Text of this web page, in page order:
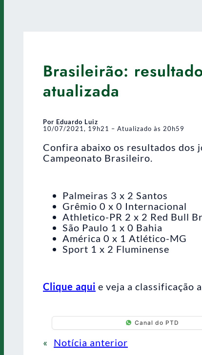
Brasileirão:
atualizada
Por Eduardo Luiz
10/07/2021, 19h21 – Atualizado às 20h59
Confira abaixo os resultados dos
Campeonato Brasileiro.
Palmeiras 3 x 2 Santos
Grêmio 0 x 0 Internacional
Athletico-PR 2 x 2 Red Bull
São Paulo 1 x 0 Bahia
América 0 x 1 Atlético-MG
Sport 1 x 2 Fluminense
Clique aqui e veja a classificação
Canal do PTD
« Notícia anterior